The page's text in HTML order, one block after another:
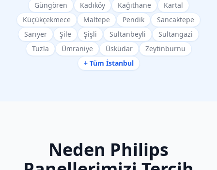
Güngören
Kadıköy Kağıthane
Kartal
Küçükçekmece
Maltepe Pendik
Sancaktepe
Sarıyer
Şile Şişli Sultanbeyli
Sultangazi
Tuzla
Ümraniye Üsküdar
Zeytinburnu
+ Tüm İstanbul
Neden Philips